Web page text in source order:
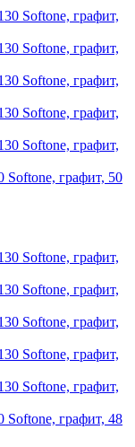
Softone, графит, 50
Softone, графит, 48